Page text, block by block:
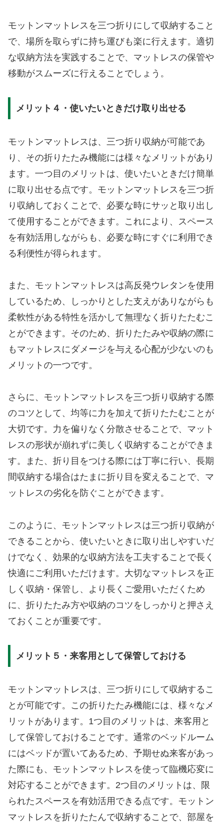
モットンマットレスを三つ折りにして収納すること
で、場所を取らずに持ち運びも楽に行えます。適切
な収納方法を実践することで、マットレスの保管や
移動がスムーズに行えることでしょう。
メリット４・使いたいときだけ取り出せる
モットンマットレスは、三つ折り収納が可能であ
り、その折りたたみ機能には様々なメリットがあり
ます。一つ目のメリットは、使いたいときだけ簡単
に取り出せる点です。モットンマットレスを三つ折
り収納しておくことで、必要な時にサッと取り出し
て使用することができます。これにより、スペース
を有効活用しながらも、必要な時にすぐに利用でき
る利便性が得られます。
また、モットンマットレスは高反発ウレタンを使用
しているため、しっかりとした支えがありながらも
柔軟性がある特性を活かして無理なく折りたたむこ
とができます。そのため、折りたたみや収納の際に
もマットレスにダメージを与える心配が少ないのも
メリットの一つです。
さらに、モットンマットレスを三つ折り収納する際
のコツとして、均等に力を加えて折りたたむことが
大切です。力を偏りなく分散させることで、マット
レスの形状が崩れずに美しく収納することができま
す。また、折り目をつける際には丁寧に行い、長期
間収納する場合はたまに折り目を変えることで、マ
ットレスの劣化を防ぐことができます。
このように、モットンマットレスは三つ折り収納が
できることから、使いたいときに取り出しやすいだ
けでなく、効果的な収納方法を工夫することで長く
快適にご利用いただけます。大切なマットレスを正
しく収納・保管し、より長くご愛用いただくため
に、折りたたみ方や収納のコツをしっかりと押さえ
ておくことが重要です。
メリット５・来客用として保管しておける
モットンマットレスは、三つ折りにして収納するこ
とが可能です。この折りたたみ機能には、様々なメ
リットがあります。1つ目のメリットは、来客用と
して保管しておけることです。通常のベッドルーム
にはベッドが置いてあるため、予期せぬ来客があっ
た際にも、モットンマットレスを使って臨機応変に
対応することができます。2つ目のメリットは、限
られたスペースを有効活用できる点です。モットン
マットレスを折りたたんで収納することで、部屋を